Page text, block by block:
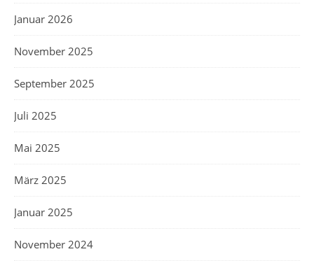
Januar 2026
November 2025
September 2025
Juli 2025
Mai 2025
März 2025
Januar 2025
November 2024